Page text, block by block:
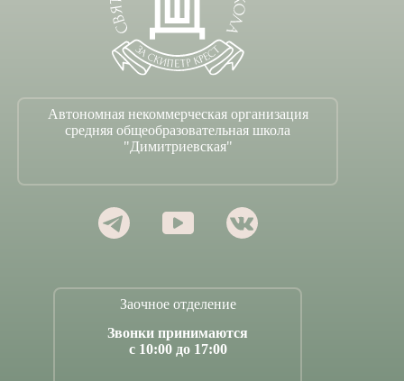
Автономная некоммерческая организация
средняя общеобразовательная школа
"Димитриевская"
Заочное отделение
Звонки принимаются
с 10:00 до 17:00